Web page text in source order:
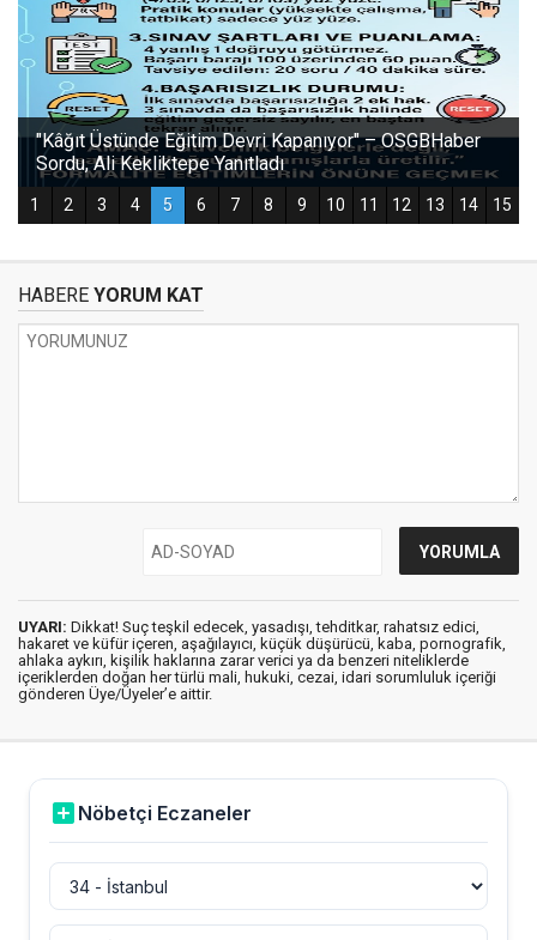
HABERE YORUM KAT
UYARI: Dikkat! Suç teşkil edecek, yasadışı, tehditkar, rahatsız edici,
hakaret ve küfür içeren, aşağılayıcı, küçük düşürücü, kaba, pornografik,
ahlaka aykırı, kişilik haklarına zarar verici ya da benzeri niteliklerde
içeriklerden doğan her türlü mali, hukuki, cezai, idari sorumluluk içeriği
gönderen Üye/Üyeler’e aittir.